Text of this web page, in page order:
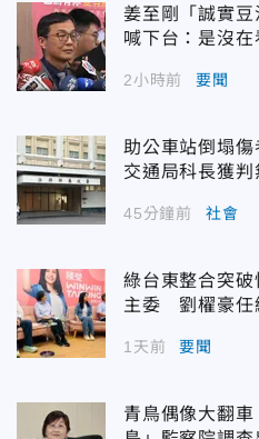
姜至剛「誠實
喊下台：是沒在
2小時前 要聞
助公車站倒塌
交通局科長獲判
45分鐘前 社會
綠台東整合突
主委 劉櫂豪任
1天前 要聞
青鳥偶像大翻